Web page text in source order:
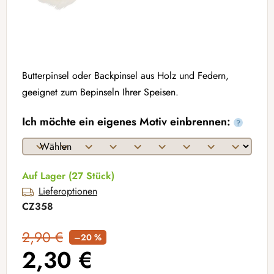
Butterpinsel oder Backpinsel aus Holz und Federn,
geeignet zum Bepinseln Ihrer Speisen.
Ich möchte ein eigenes Motiv einbrennen: ?
Auf Lager (27 Stück)
Lieferoptionen
CZ358
2,90 € –20 %
2,30 €